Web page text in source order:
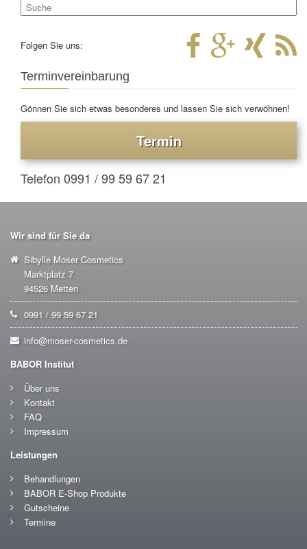
Folgen Sie uns:
Terminvereinbarung
Gönnen Sie sich etwas besonderes und lassen Sie sich verwöhnen!
Termin
Telefon 0991 / 99 59 67 21
Wir sind für Sie da
Sibylle Moser Cosmetics
Marktplatz 7
94526 Metten
0991 / 99 59 67 21
info@moser-cosmetics.de
BABOR Institut
Über uns
Kontakt
FAQ
Impressum
Leistungen
Behandlungen
BABOR E-Shop Produkte
Gutscheine
Termine